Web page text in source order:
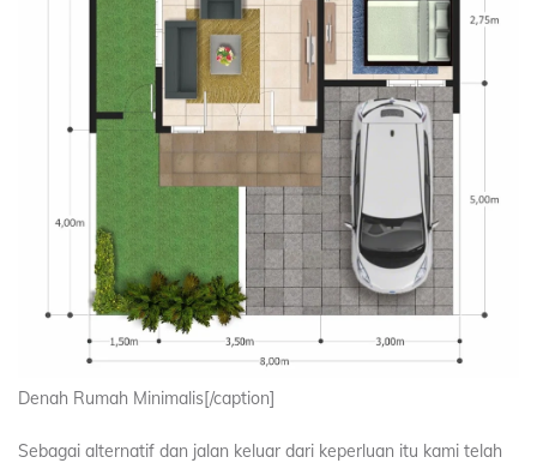
Denah Rumah Minimalis[/caption]
Sebagai alternatif dan jalan keluar dari keperluan itu kami telah